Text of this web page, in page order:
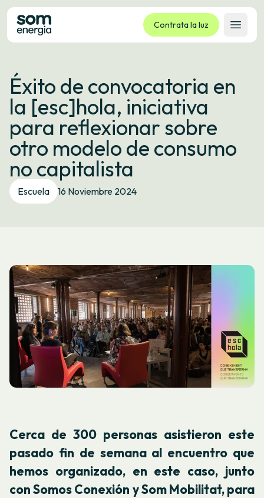
Contrata la luz
Abrir
Tarifas
Servicios
Empresas
La cooperativa
Contacto
Trámites
Oficina virtual
Éxito de convocatoria en
la [esc]hola, iniciativa
para reflexionar sobre
otro modelo de consumo
no capitalista
Escuela 16 Noviembre 2024
Cerca de 300 personas asistieron este
pasado fin de semana al encuentro que
hemos organizado, en este caso, junto
con Somos Conexión y Som Mobilitat, para